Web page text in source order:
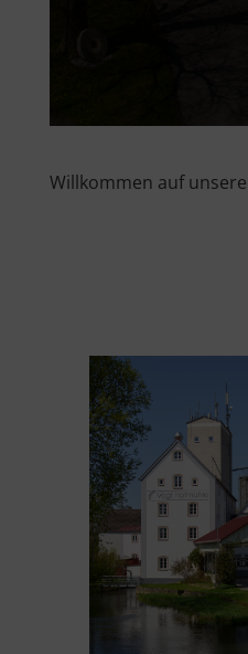
Willkommen auf